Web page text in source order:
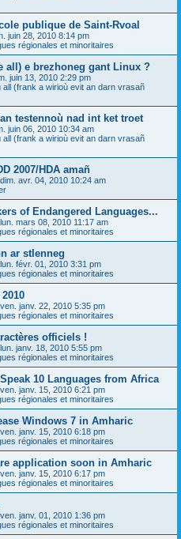
publique de Saint-Rvoal
juin 28, 2010 8:14 pm
régionales et minoritaires
all) e brezhoneg gant Linux ?
juin 13, 2010 2:29 pm
all (frank a wirioù evit an darn vrasañ
testennoù nad int ket troet
juin 06, 2010 10:34 am
all (frank a wirioù evit an darn vrasañ
2007/HDA amañ
dim. avr. 04, 2010 10:24 am
of Endangered Languages...
lun. mars 08, 2010 11:17 am
régionales et minoritaires
ar stlenneg
lun. févr. 01, 2010 3:31 pm
régionales et minoritaires
ven. janv. 22, 2010 5:35 pm
régionales et minoritaires
officiels !
lun. janv. 18, 2010 5:55 pm
régionales et minoritaires
10 Languages from Africa
ven. janv. 15, 2010 6:21 pm
régionales et minoritaires
Windows 7 in Amharic
ven. janv. 15, 2010 6:18 pm
régionales et minoritaires
application soon in Amharic
ven. janv. 15, 2010 6:17 pm
régionales et minoritaires
ven. janv. 01, 2010 1:36 pm
régionales et minoritaires